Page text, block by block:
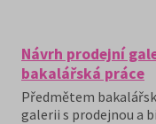
Návrh prodejní
bakalářská práce
Předmětem
galerii s prodejnou a